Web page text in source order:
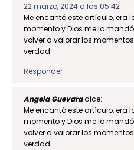
22 marzo, 2024 a las 05:42
Me encantó este artículo, era
momento y Dios me lo
volver a valorar los
verdad.
Responder
Angela Guevaradice:
Me encantó este artículo, era
momento y Dios me lo
volver a valorar los
verdad.